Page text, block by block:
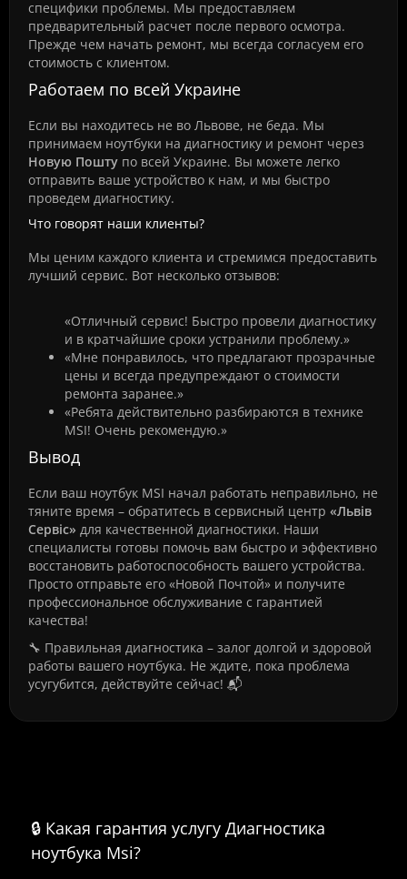
специфики проблемы. Мы предоставляем
предварительный расчет после первого осмотра.
Прежде чем начать ремонт, мы всегда согласуем его
стоимость с клиентом.
Работаем по всей Украине
Если вы находитесь не во Львове, не беда. Мы
принимаем ноутбуки на диагностику и ремонт через
Новую Пошту по всей Украине. Вы можете легко
отправить ваше устройство к нам, и мы быстро
проведем диагностику.
Что говорят наши клиенты?
Мы ценим каждого клиента и стремимся предоставить
лучший сервис. Вот несколько отзывов:
«Отличный сервис! Быстро провели диагностику
и в кратчайшие сроки устранили проблему.»
«Мне понравилось, что предлагают прозрачные
цены и всегда предупреждают о стоимости
ремонта заранее.»
«Ребята действительно разбираются в технике
MSI! Очень рекомендую.»
Вывод
Если ваш ноутбук MSI начал работать неправильно, не
тяните время – обратитесь в сервисный центр «Львів
Сервіс» для качественной диагностики. Наши
специалисты готовы помочь вам быстро и эффективно
восстановить работоспособность вашего устройства.
Просто отправьте его «Новой Почтой» и получите
профессиональное обслуживание с гарантией
качества!
🔧 Правильная диагностика – залог долгой и здоровой
работы вашего ноутбука. Не ждите, пока проблема
усугубится, действуйте сейчас! 📬
🔒 Какая гарантия услугу Диагностика
ноутбука Msi?